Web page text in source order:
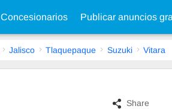
Concesionarios Publicar anuncios
Jalisco Tlaquepaque Suzuki Vitara
Share